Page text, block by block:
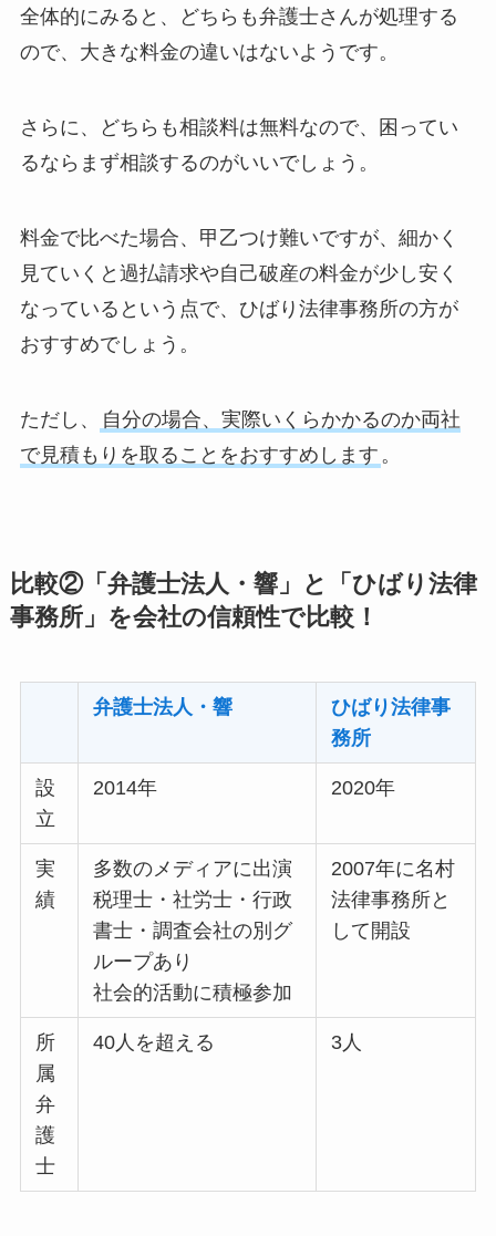
全体的にみると、どちらも弁護士さんが処理する
ので、大きな料金の違いはないようです。
さらに、どちらも相談料は無料なので、困ってい
るならまず相談するのがいいでしょう。
料金で比べた場合、甲乙つけ難いですが、細かく
見ていくと過払請求や自己破産の料金が少し安く
なっているという点で、ひばり法律事務所の方が
おすすめでしょう。
ただし、
自分の場合、実際いくらかかるのか両社
で見積もりを取ることをおすすめします 。
比較②「弁護士法人・響」と「ひばり法律
事務所」を会社の信頼性で比較！
弁護士法人・響
ひばり法律事
務所
設
立
2014年 2020年
実
績
多数のメディアに出演
税理士・社労士・行政
書士・調査会社の別グ
ループあり
社会的活動に積極参加
2007年に名村
法律事務所と
して開設
所
属
弁
護
士
40人を超える 3人